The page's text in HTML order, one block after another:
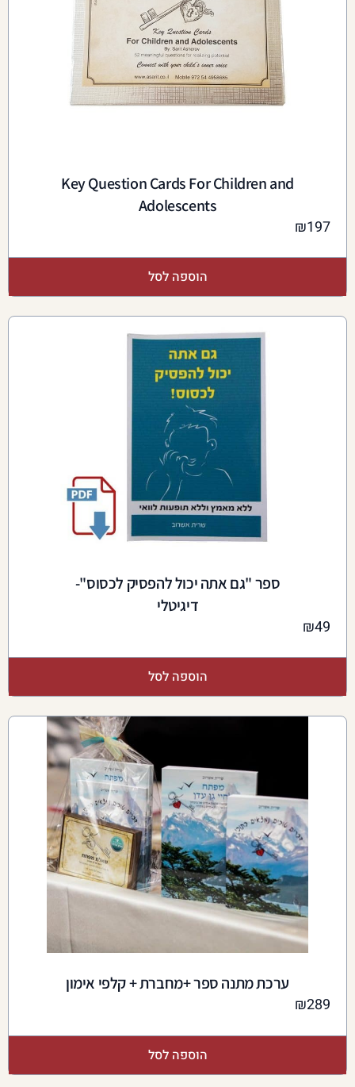
Key Question Cards For Children and
Adolescents
₪197
הוספה לסל
ספר "גם אתה יכול להפסיק לכסוס"-
דיגיטלי
₪49
הוספה לסל
ערכת מתנה ספר +מחברת + קלפי אימון
₪289
הוספה לסל